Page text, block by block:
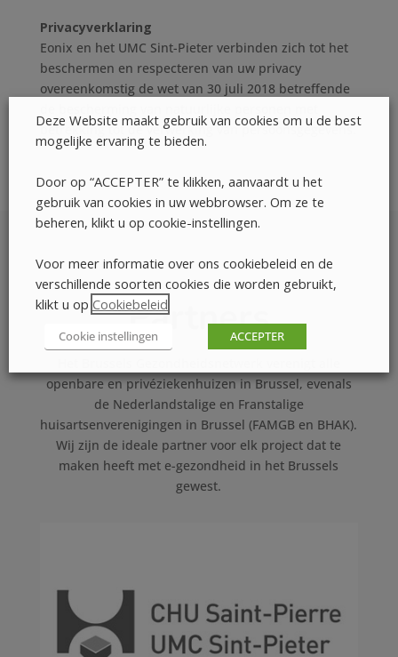
Privacyverklaring
Eonix en het UMC Sint-Pieter verbinden zich tot het
beschermen en respecteren van uw privacy
overeenkomstig de wet van 30 juli 2018 betreffende
betrekking tot de verwerking van persoonsgegevens.
Partners
openbare en privéziekenhuizen in Brussel, evenals
de Nederlandstalige en Franstalige
huisartsenverenigingen in Brussel (FAMGB en BHAK).
Wij zijn de ideale partner voor elk project dat te
maken heeft met e-gezondheid in het Brussels
gewest.
Deze Website maakt gebruik van cookies om u de best
mogelijke ervaring te bieden.
Door op “ACCEPTER” te klikken, aanvaardt u het
gebruik van cookies in uw webbrowser. Om ze te
beheren, klikt u op cookie-instellingen.
Voor meer informatie over ons cookiebeleid en de
verschillende soorten cookies die worden gebruikt,
klikt u op Cookiebeleid
Cookie instellingen ACCEPTER